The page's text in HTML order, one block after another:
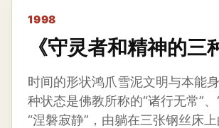
1998
《守灵者和精神的三
时间的形状鸿爪雪泥文明与本能
种状态是佛教所称的“诸行无常”、
“涅磐寂静”，由躺在三张钢丝床